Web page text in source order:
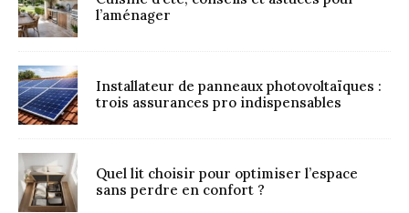
l’aménager
Installateur de panneaux photovoltaïques :
trois assurances pro indispensables
Quel lit choisir pour optimiser l’espace
sans perdre en confort ?